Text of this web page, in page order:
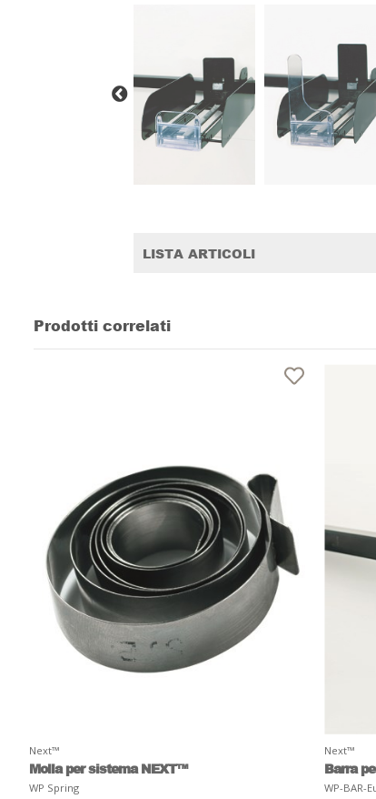
LISTA ARTICOLI
Prodotti correlati
Next™
Molla per sistema NEXT™
WP Spring
Next™
Barra
WP-BAR-